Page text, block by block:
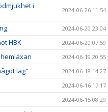
i
2024-06-26 11:54
2024-06-20 23:04
HBK 2024-06-20 07:59
2024-06-19 20:55
lag" 2024-06-18 14:27
2024-06-16 17:17
2024-06-15 08:29